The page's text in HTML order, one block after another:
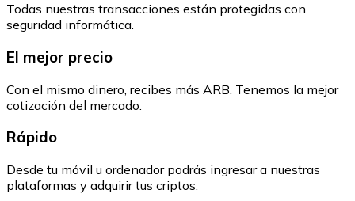
Todas nuestras transacciones están protegidas con
seguridad informática.
El mejor precio
Con el mismo dinero, recibes más ARB. Tenemos la mejor
cotización del mercado.
Rápido
Desde tu móvil u ordenador podrás ingresar a nuestras
plataformas y adquirir tus criptos.